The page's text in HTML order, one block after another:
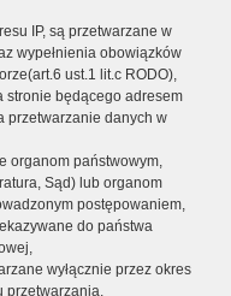
IP, są przetwarzane w
wypełnienia obowiązków
ust.1 lit.c RODO),
stronie będącego adresem
przetwarzanie danych w
organom państwowym,
Sąd) lub organom
postępowaniem,
do państwa
wyłącznie przez okres
przetwarzania,